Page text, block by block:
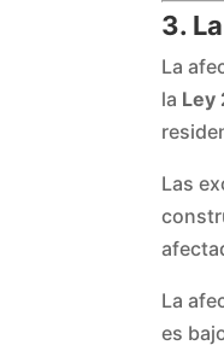
3.
La
la Ley
Las
La
es